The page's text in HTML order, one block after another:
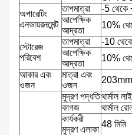
অপারেটিং
এনভায়রনমেন্ট
তাপমাত্রা
-5 থেকে
আপেক্ষিক
আদ্রতা
10%
স্টোরেজ
পরিবেশ
তাপমাত্রা
-10
আপেক্ষিক
আদ্রতা
10%
আকার এবং
ওজন
মাত্রা এবং
ওজন
মুদ্রণ পদ্ধতিথার্মাল
কাগজ
থার্মাল
কার্যকরী
মুদ্রণ এলাকা
48 মিমি